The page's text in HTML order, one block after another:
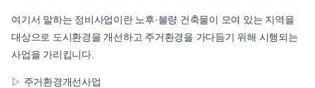
여기서 말하는 정비사업이란 노후·불량 건축물이 모여 있는 지역을
대상으로 도시환경을 개선하고 주거환경을 가다듬기 위해 시행되는
사업을 가리킵니다.
▷ 주거환경개선사업